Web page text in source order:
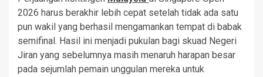
2026 harus berakhir lebih cepat setelah tidak ada satu
pun wakil yang berhasil mengamankan tempat di babak
semifinal. Hasil ini menjadi pukulan bagi skuad Negeri
Jiran yang sebelumnya masih menaruh harapan besar
pada sejumlah pemain unggulan mereka untuk